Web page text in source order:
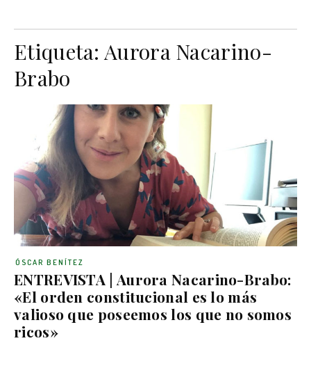
Etiqueta:Aurora Nacarino-
Brabo
ENTREVISTA | Aurora Nacarino-Brabo:
«El orden constitucional es lo más
valioso que poseemos los que no somos
ricos»
ÓSCAR BENÍTEZ